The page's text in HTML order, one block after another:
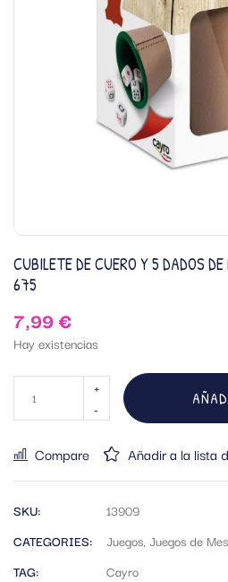
CUBILETE DE CUERO Y 5 DADOS
675
7,99€
Hay existencias
Compare Añadir a la lista
SKU:
13909
CATEGORIES:
Juegos, Juegos de
TAG:
Cayro